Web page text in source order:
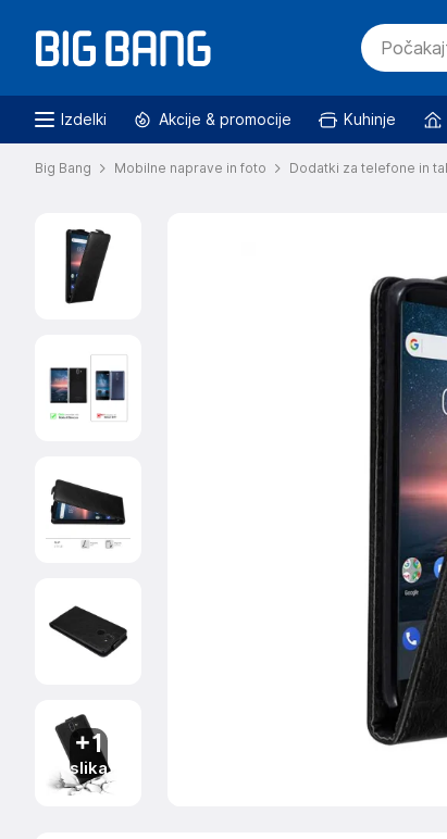
Izdelki Akcije & promocije Kuhinje
Big Bang Mobilne naprave in foto Dodatki za telefone in
+1
slika